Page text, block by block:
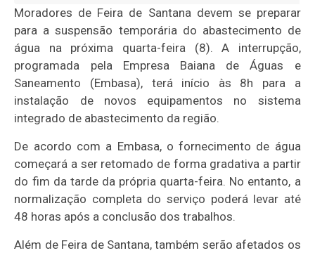
Moradores de Feira de Santana devem se preparar
para a suspensão temporária do abastecimento de
água na próxima quarta-feira (8). A interrupção,
programada pela Empresa Baiana de Águas e
Saneamento (Embasa), terá início às 8h para a
instalação de novos equipamentos no sistema
integrado de abastecimento da região.
De acordo com a Embasa, o fornecimento de água
começará a ser retomado de forma gradativa a partir
do fim da tarde da própria quarta-feira. No entanto, a
normalização completa do serviço poderá levar até
48 horas após a conclusão dos trabalhos.
Além de Feira de Santana, também serão afetados os